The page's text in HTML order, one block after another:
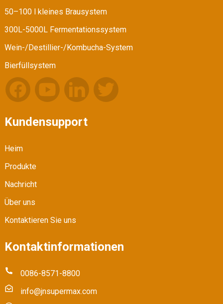
50–100 l kleines Brausystem
300L-5000L Fermentationssystem
Wein-/Destillier-/Kombucha-System
Bierfüllsystem
Kundensupport
Heim
Produkte
Nachricht
Über uns
Kontaktieren Sie uns
Kontaktinformationen
0086-8571-8800
info@jnsupermax.com